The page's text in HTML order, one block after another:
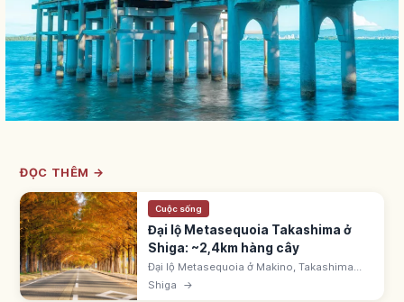
ĐỌC THÊM →
Cuộc sống
Đại lộ Metasequoia Takashima ở
Shiga: ~2,4km hàng cây
Đại lộ Metasequoia ở Makino, Takashima
(Shiga) dài ~2,4km gần 500 cây - '100 tuyến
cây ven đường mới' (báo Yomiuri). Từ ga
Shiga →